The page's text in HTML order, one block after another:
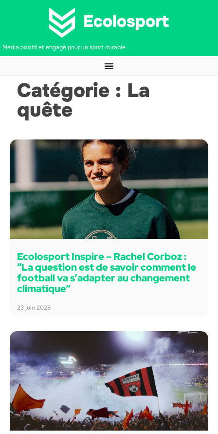
Média positif et engagé pour un sport durable
Catégorie : La
quête
Ecolosport Inspire – Rachel Corboz :
“La question est de savoir comment le
football va s’adapter au changement
climatique”
23 juin 2026